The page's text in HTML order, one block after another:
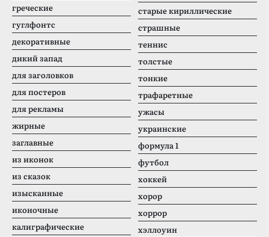
греческие
гуглфонтс
декоративные
дикий запад
для заголовков
для постеров
для рекламы
жирные
заглавные
из иконок
из сказок
изысканные
иконочные
калиграфические
старые кириллические
страшные
теннис
толстые
тонкие
трафаретные
ужасы
украинские
формула 1
футбол
хоккей
хорор
хоррор
хэллоуин